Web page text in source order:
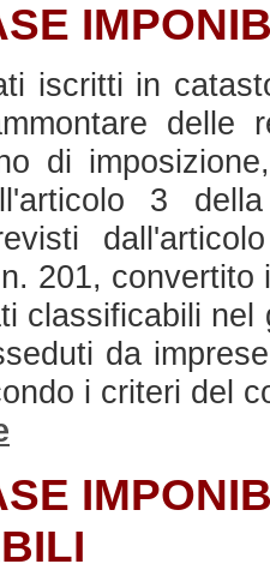
iscritti in
di
3
201,
classificabili
da
i criteri del